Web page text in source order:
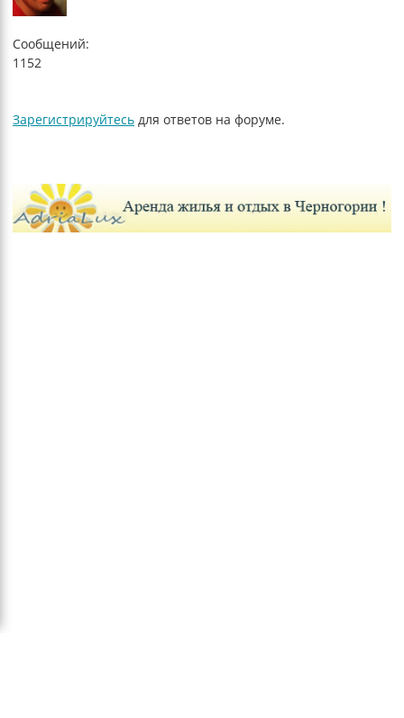
Сообщений:
1152
Зарегистрируйтесь для ответов на форуме.